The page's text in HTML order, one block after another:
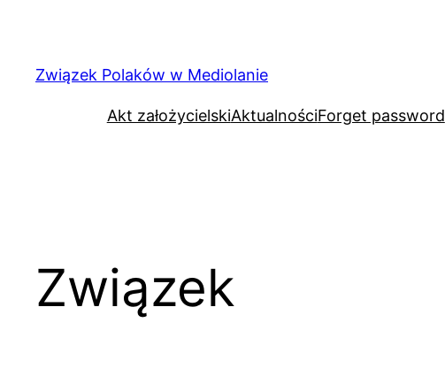
Związek Polaków w Mediolanie
Akt założycielskiAktualnościForget password
Związek